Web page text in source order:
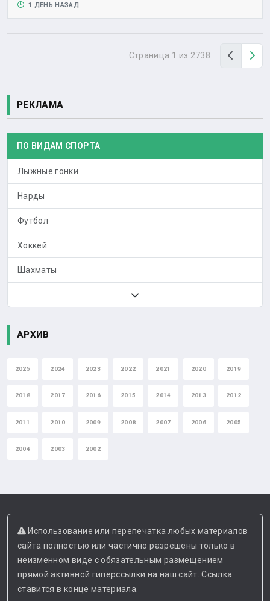
1 ДЕНЬ НАЗАД
Страница 1 из 2738 Назад
РЕКЛАМА
ПО ВИДАМ СПОРТА
Лыжные гонки
Нарды
Футбол
Хоккей
Шахматы
АРХИВ
2025 2024 2023 2022 2021 2020 2019
2018 2017 2016 2015 2014 2013 2012
2011 2010 2009 2008 2007 2006 2005
2004 2003 2002
Использование или перепечатка любых материалов
сайта полностью или частично разрешены только в
неизменном виде с обязательным размещением
прямой активной гиперссылки на наш сайт. Ссылка
ставится в конце материала.